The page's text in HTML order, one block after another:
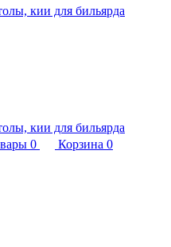
0 Корзина 0